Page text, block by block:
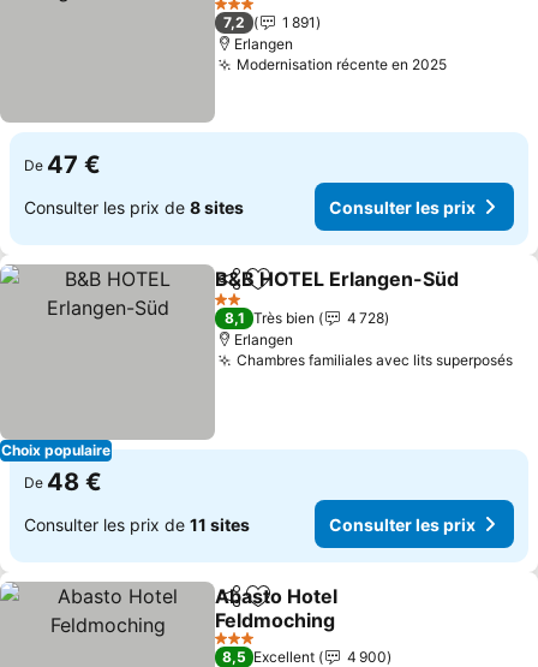
Consulter les prix
3 Étoiles
7,2
1 891
Erlangen
Modernisation récente en 2025
De 47 €
Consulter les prix de 8 sites Consulter les prix
Choix populaire
PartagerAjouter à mes favoris
B&B HOTEL Erlangen-Süd
2 Étoiles
8,1 Très bien
4 728
Erlangen
Chambres familiales avec lits superposés
De 48 €
Consulter les prix de 11 sites Consulter les prix
PartagerAjouter à mes favoris
Abasto Hotel
Feldmoching
Consulter les prix
3 Étoiles
8,5 Excellent
4 900